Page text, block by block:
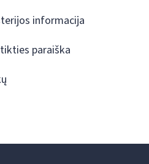
informacija
paraiška